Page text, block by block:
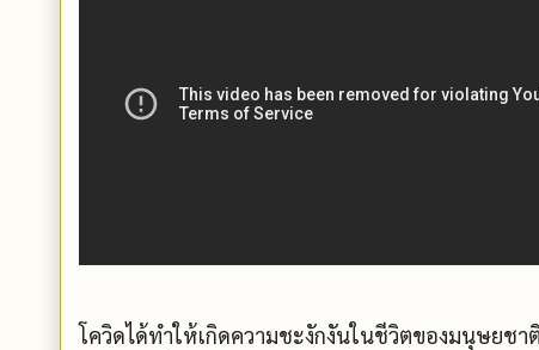
โควิดได้ทำให้เกิดความชะงักงันในชีวิตของมนุษยชา